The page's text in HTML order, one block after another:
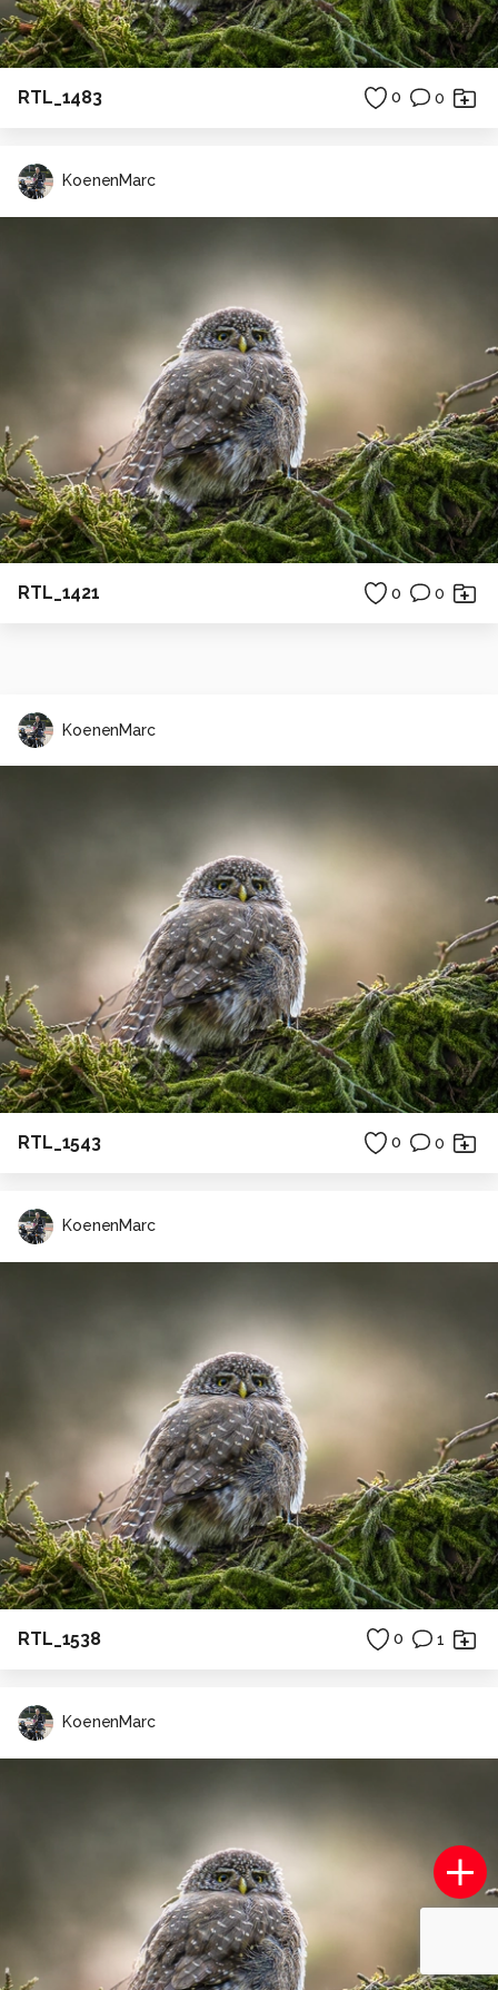
RTL_1483 0 0
KoenenMarc
RTL_1421 0 0
KoenenMarc
RTL_1543 0 0
KoenenMarc
RTL_1538 0 1
KoenenMarc